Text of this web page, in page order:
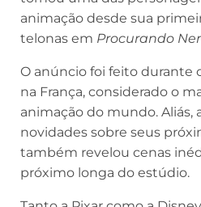
animação desde sua
telonas em Procurando
O anúncio foi feito durante
na França, considerado o
animação do mundo. Aliás,
novidades sobre seus
também revelou cenas
próximo longa do estúdio.